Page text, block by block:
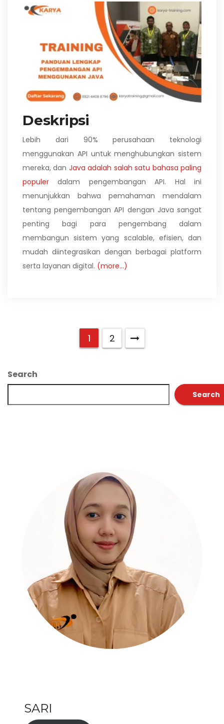
Deskripsi
Lebih dari 90% perusahaan teknologi
menggunakan API untuk menghubungkan sistem
mereka, dan Java adalah salah satu bahasa paling
populer dalam pengembangan API. Hal ini
menunjukkan bahwa pemahaman mendalam
tentang pengembangan API dengan Java sangat
penting bagi para pengembang dalam
membangun sistem yang scalable, efisien, dan
mudah diintegrasikan dengan berbagai platform
serta layanan digital. (more…)
1 2
Search
Search
SARI